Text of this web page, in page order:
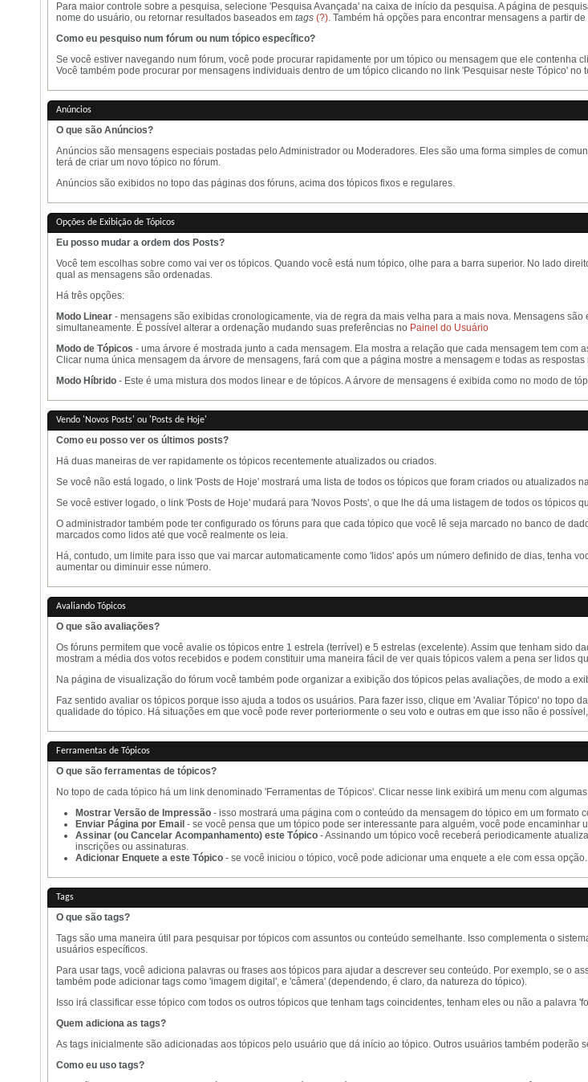
Para maior controle sobre a pesquisa, selecione 'Pesquisa Avançada' na caixa de início da pesquisa. A página de
nome do usuário, ou retornar resultados baseados em tags (?). Também há opções para encontrar mensagens a partir
Como eu pesquiso num fórum ou num tópico específico?
Se você estiver navegando num fórum, você pode procurar rapidamente por um tópico ou mensagem que ele
Você também pode procurar por mensagens individuais dentro de um tópico clicando no link 'Pesquisar neste Tópico'
Anúncios
O que são Anúncios?
Anúncios são mensagens especiais postadas pelo Administrador ou Moderadores. Eles são uma forma simples de
terá de criar um novo tópico no fórum.
Anúncios são exibidos no topo das páginas dos fóruns, acima dos tópicos fixos e regulares.
Opções de Exibição de Tópicos
Eu posso mudar a ordem dos Posts?
Você tem escolhas sobre como vai ver os tópicos. Quando você está num tópico, olhe para a barra superior. No lado
qual as mensagens são ordenadas.
Há três opções:
Modo Linear - mensagens são exibidas cronologicamente, via de regra da mais velha para a mais nova. Mensagens
simultaneamente. É possível alterar a ordenação mudando suas preferências no Painel do Usuário
Modo de Tópicos - uma árvore é mostrada junto a cada mensagem. Ela mostra a relação que cada mensagem tem
Clicar numa única mensagem da árvore de mensagens, fará com que a página mostre a mensagem e todas as respostas
Modo Híbrido - Este é uma mistura dos modos linear e de tópicos. A árvore de mensagens é exibida como no modo de
Vendo 'Novos Posts' ou 'Posts de Hoje'
Como eu posso ver os últimos posts?
Há duas maneiras de ver rapidamente os tópicos recentemente atualizados ou criados.
Se você não está logado, o link 'Posts de Hoje' mostrará uma lista de todos os tópicos que foram criados ou atualizados
Se você estiver logado, o link 'Posts de Hoje' mudará para 'Novos Posts', o que lhe dá uma listagem de todos os tópicos
O administrador também pode ter configurado os fóruns para que cada tópico que você lê seja marcado no banco de
marcados como lidos até que você realmente os leia.
Há, contudo, um limite para isso que vai marcar automaticamente como 'lidos' após um número definido de dias, tenha
aumentar ou diminuir esse número.
Avaliando Tópicos
O que são avaliações?
Os fóruns permitem que você avalie os tópicos entre 1 estrela (terrível) e 5 estrelas (excelente). Assim que tenham sido
mostram a média dos votos recebidos e podem constituir uma maneira fácil de ver quais tópicos valem a pena ser lidos
Na página de visualização do fórum você também pode organizar a exibição dos tópicos pelas avaliações, de modo a
Faz sentido avaliar os tópicos porque isso ajuda a todos os usuários. Para fazer isso, clique em 'Avaliar Tópico' no
qualidade do tópico. Há situações em que você pode rever porteriormente o seu voto e outras em que isso não é
Ferramentas de Tópicos
O que são ferramentas de tópicos?
No topo de cada tópico há um link denominado 'Ferramentas de Tópicos'. Clicar nesse link exibirá um menu com
Mostrar Versão de Impressão - isso mostrará uma página com o conteúdo da mensagem do tópico em um formato
Enviar Página por Email - se você pensa que um tópico pode ser interessante para alguém, você pode
Assinar (ou Cancelar Acompanhamento) este Tópico - Assinando um tópico você receberá periodicamente
inscrições ou assinaturas.
Adicionar Enquete a este Tópico - se você iniciou o tópico, você pode adicionar uma enquete a ele com essa
Tags
O que são tags?
Tags são uma maneira útil para pesquisar por tópicos com assuntos ou conteúdo semelhante. Isso complementa o
usuários específicos.
Para usar tags, você adiciona palavras ou frases aos tópicos para ajudar a descrever seu conteúdo. Por exemplo, se o
também pode adicionar tags como 'imagem digital', e 'câmera' (dependendo, é claro, da natureza do tópico).
Isso irá classificar esse tópico com todos os outros tópicos que tenham tags coincidentes, tenham eles ou não a palavra
Quem adiciona as tags?
As tags inicialmente são adicionadas aos tópicos pelo usuário que dá início ao tópico. Outros usuários também poderão
Como eu uso tags?